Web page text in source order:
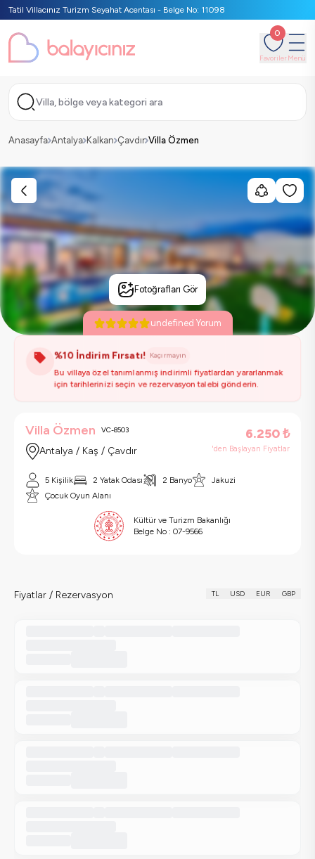
Tatil Villacınız Turizm Seyahat Acentası - Belge No: 11098
0
FavorilerMenü
Villa, bölge veya kategori ara
Anasayfa Antalya Kalkan Çavdır Villa Özmen
Fotoğrafları Gör
undefined Yorum
%10 İndirim Fırsatı! Kaçırmayın
Bu villaya özel tanımlanmış indirimli fiyatlardan yararlanmak
için tarihlerinizi seçin ve rezervasyon talebi gönderin.
Villa Özmen VC-8503
Antalya / Kaş / Çavdır
6.250₺
'den Başlayan Fiyatlar
5 Kişilik 2 Yatak Odası 2 Banyo
Jakuzi
Çocuk Oyun Alanı
Kültür ve Turizm Bakanlığı
Belge No : 07-9566
Fiyatlar / Rezervasyon TL USD EUR GBP